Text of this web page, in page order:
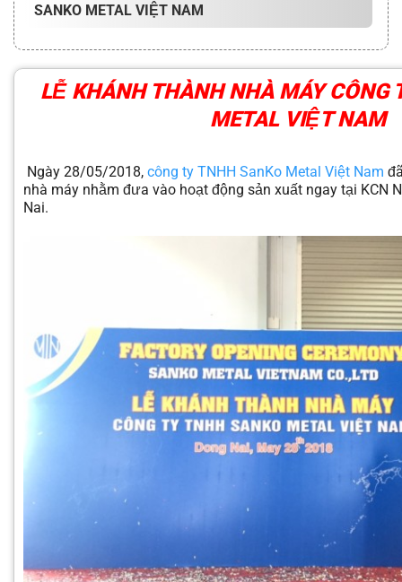
SANKO METAL VIỆT NAM
LỄ KHÁNH THÀNH NHÀ MÁY CÔNG
METAL VIỆT NAM
Ngày 28/05/2018, công ty TNHH SanKo Metal Việt Nam
nhà máy nhằm đưa vào hoạt động sản xuất ngay tại KCN
Nai.